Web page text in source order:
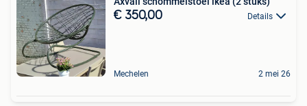
€ 350,00 Details
Mechelen 2 mei 26